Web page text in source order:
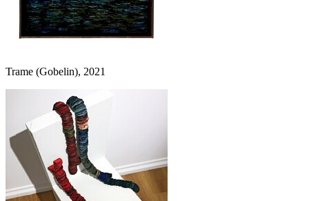
Trame (Gobelin), 2021